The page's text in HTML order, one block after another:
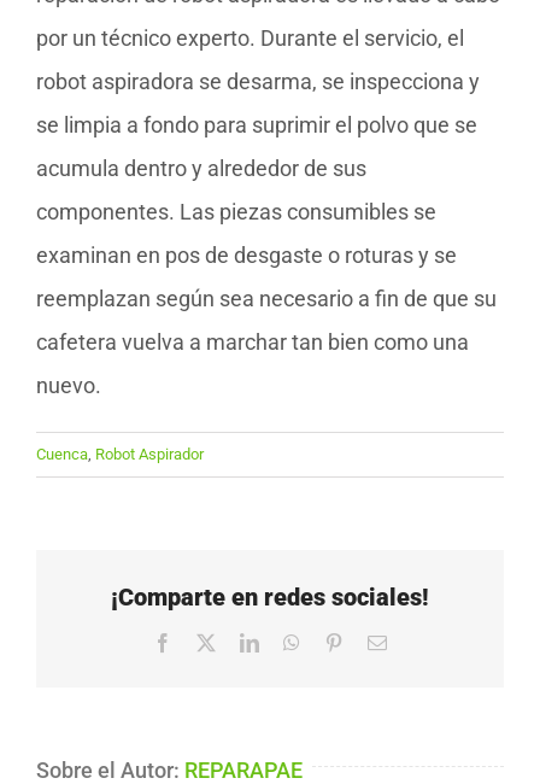
por un técnico experto. Durante el servicio, el
robot aspiradora se desarma, se inspecciona y
se limpia a fondo para suprimir el polvo que se
acumula dentro y alrededor de sus
componentes. Las piezas consumibles se
examinan en pos de desgaste o roturas y se
reemplazan según sea necesario a fin de que su
cafetera vuelva a marchar tan bien como una
nuevo.
Cuenca Robot Aspirador
¡Comparte en redes sociales!
Facebook LinkedInWhatsApp
PinterestCorreo
Sobre el Autor: REPARAPAE